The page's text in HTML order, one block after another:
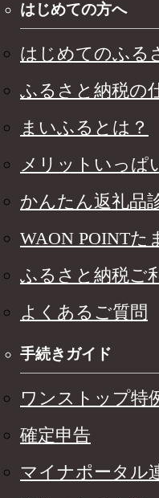
はじめての方へ
はじめてのふる
ふるさと納税の
まいふるとは？
メリットいっぱ
かんたん返礼品
WAON POINTた
ふるさと納税ご
よくあるご質問
手続きガイド
ワンストップ特
確定申告
マイナポータル